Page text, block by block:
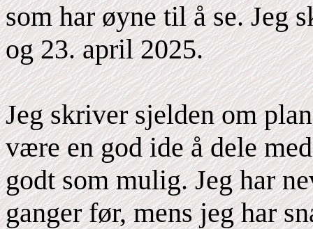
som har øyne til å se. Jeg
og 23. april 2025.
Jeg skriver sjelden om
være en god ide å dele
godt som mulig. Jeg har
ganger før, mens jeg har